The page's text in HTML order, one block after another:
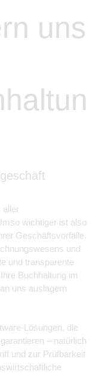
uns
aller
wichtiger ist also
Geschäftsvorfälle.
und
und transparente
Buchhaltung im
uns auslagern
Lösungen, die
– natürlich
und zur Prüfbarkeit